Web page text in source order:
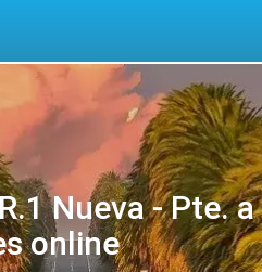
Nueva - Pte.
online